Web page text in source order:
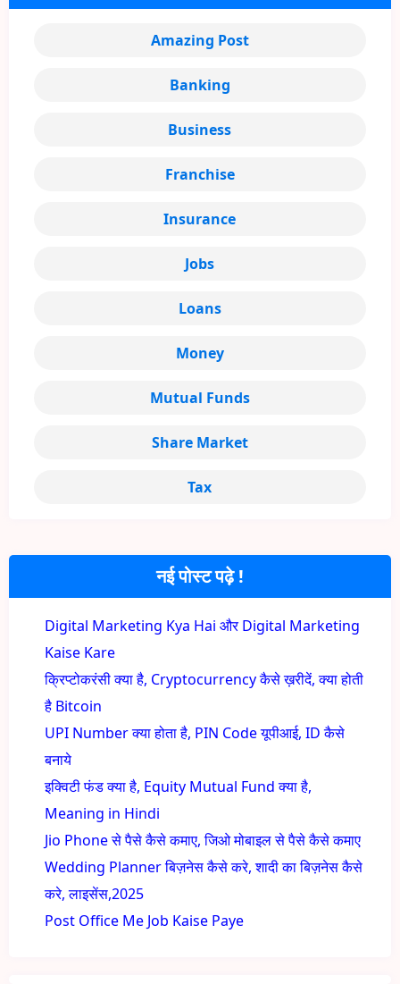
नई पोस्ट पढ़े !
Digital Marketing Kya Hai और Digital Marketing
Kaise Kare
क्रिप्टोकरंसी क्या है, Cryptocurrency कैसे ख़रीदें, क्या होती
है Bitcoin
UPI Number क्या होता है, PIN Code यूपीआई, ID कैसे
बनाये
इक्विटी फंड क्या है, Equity Mutual Fund क्या है,
Meaning in Hindi
Jio Phone से पैसे कैसे कमाए, जिओ मोबाइल से पैसे कैसे कमाए
Wedding Planner बिज़नेस कैसे करे, शादी का बिज़नेस कैसे
करे, लाइसेंस,2025
Post Office Me Job Kaise Paye
Amazing Post
Banking
Business
Franchise
Insurance
Jobs
Loans
Money
Mutual Funds
Share Market
Tax